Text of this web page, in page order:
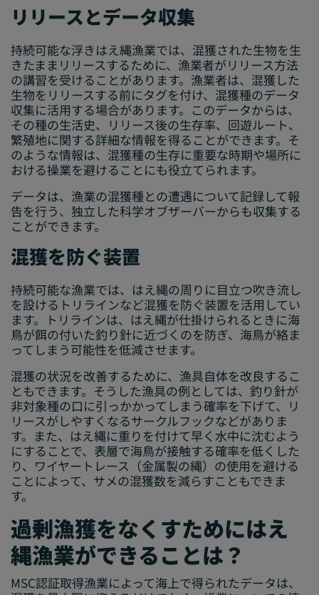
リリースとデータ収集
持続可能な浮きはえ縄漁業では、混獲された生物を生
きたままリリースするために、漁業者がリリース方法
の講習を受けることがあります。漁業者は、混獲した
生物をリリースする前にタグを付け、混獲種のデータ
収集に活用する場合があります。このデータからは、
その種の生活史、リリース後の生存率、回遊ルート、
繁殖地に関する詳細な情報を得ることができます。そ
のような情報は、混獲種の生存に重要な時期や場所に
おける操業を避けることにも役立てられます。
データは、漁業の混獲種との遭遇について記録して報
告を行う、独立した科学オブザーバーからも収集する
ことができます。
混獲を防ぐ装置
持続可能な漁業では、はえ縄の周りに目立つ吹き流し
を設けるトリラインなど混獲を防ぐ装置を活用してい
ます。トリラインは、はえ縄が仕掛けられるときに海
鳥が餌の付いた釣り針に近づくのを防ぎ、海鳥が絡ま
ってしまう可能性を低減させます。
混獲の状況を改善するために、漁具自体を改良するこ
ともできます。そうした漁具の例としては、釣り針が
非対象種の口に引っかかってしまう確率を下げて、リ
リースがしやすくなるサークルフックなどがありま
す。また、はえ縄に重りを付けて早く水中に沈むよう
にすることで、表層で海鳥が接触する確率を低くした
り、ワイヤートレース（金属製の縄）の使用を避ける
ことによって、サメの混獲数を減らすこともできま
す。
過剰漁獲をなくすためにはえ
縄漁業ができることは？
MSC認証取得漁業によって海上で得られたデータは、